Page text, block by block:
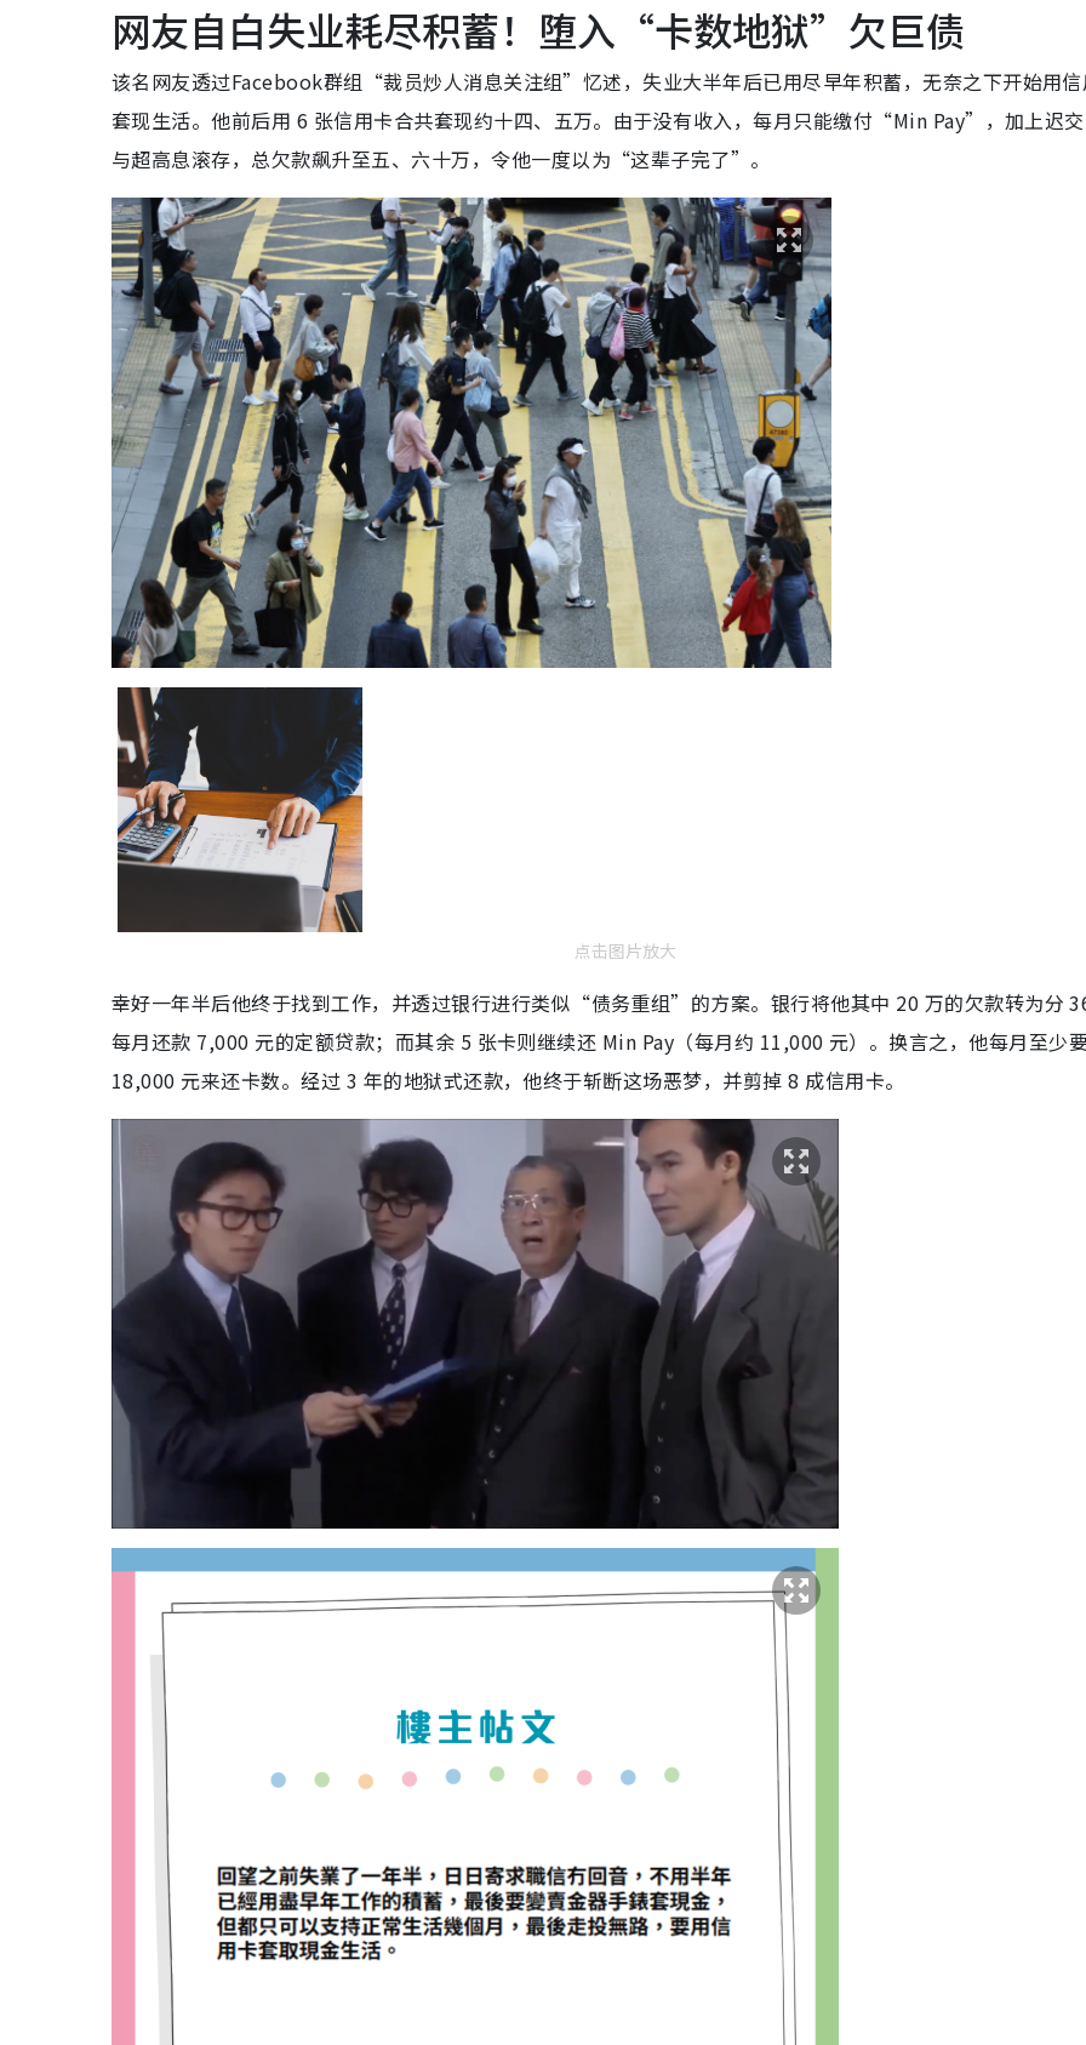
网友自白失业耗尽积蓄！堕入“卡数地狱”欠巨债
该名网友透过Facebook群组“裁员炒人消息关注组”忆述，失业大半年后已用尽早年积蓄，无奈之下开始用信
套现生活。他前后用 6 张信用卡合共套现约十四、五万。由于没有收入，每月只能缴付“Min Pay”，加上迟
与超高息滚存，总欠款飙升至五、六十万，令他一度以为“这辈子完了”。
点击图片放大
幸好一年半后他终于找到工作，并透过银行进行类似“债务重组”的方案。银行将他其中 20 万的欠款转为分 36
每月还款 7,000 元的定额贷款；而其余 5 张卡则继续还 Min Pay（每月约 11,000 元）。换言之，他每月至少
18,000 元来还卡数。经过 3 年的地狱式还款，他终于斩断这场恶梦，并剪掉 8 成信用卡。